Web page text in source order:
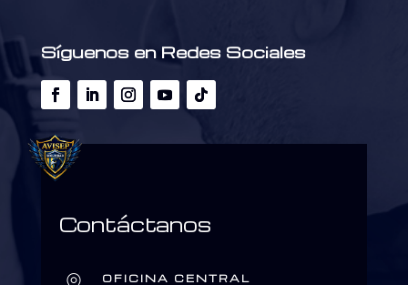
Síguenos en Redes Sociales
Contáctanos
OFICINA CENTRAL